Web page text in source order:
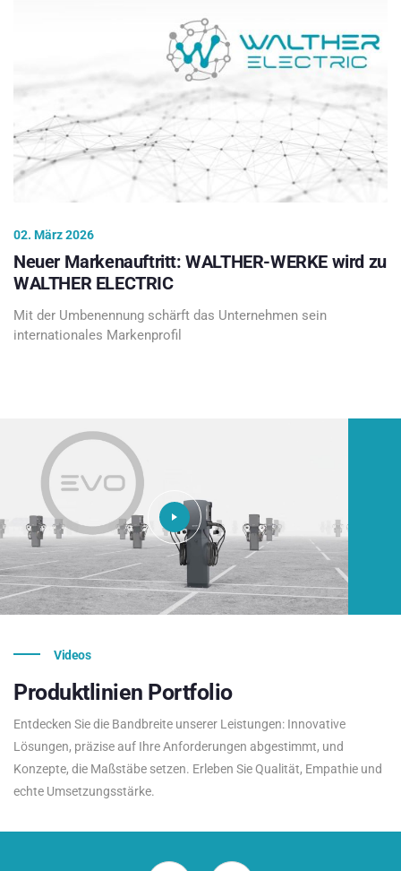
02. März 2026
Neuer Markenauftritt: WALTHER-WERKE wird zu
WALTHER ELECTRIC
Mit der Umbenennung schärft das Unternehmen sein
internationales Markenprofil
Videos
Produktlinien Portfolio
Entdecken Sie die Bandbreite unserer Leistungen: Innovative
Lösungen, präzise auf Ihre Anforderungen abgestimmt, und
Konzepte, die Maßstäbe setzen. Erleben Sie Qualität, Empathie und
echte Umsetzungsstärke.